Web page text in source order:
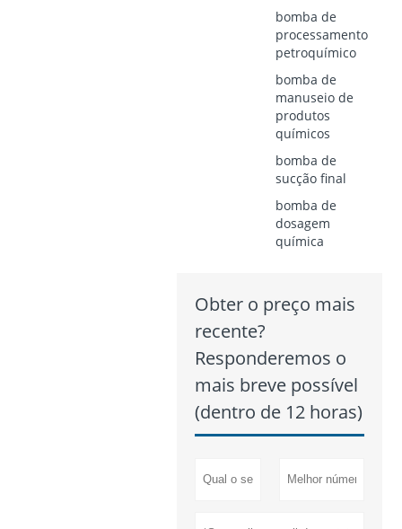
bomba de
processamento
petroquímico
bomba de
manuseio de
produtos
químicos
bomba de
sucção final
bomba de
dosagem
química
Obter o preço mais
recente?
Responderemos o
mais breve possível
(dentro de 12 horas)